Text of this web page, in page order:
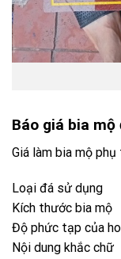
Báo giá bia mộ
Giá làm bia mộ
Loại đá sử dụng
Kích thước bia mộ
Độ phức tạp của
Nội dung khắc chữ